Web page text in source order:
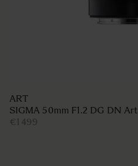
ART
SIGMA 50mm F1.2 DG DN Art
€1 499